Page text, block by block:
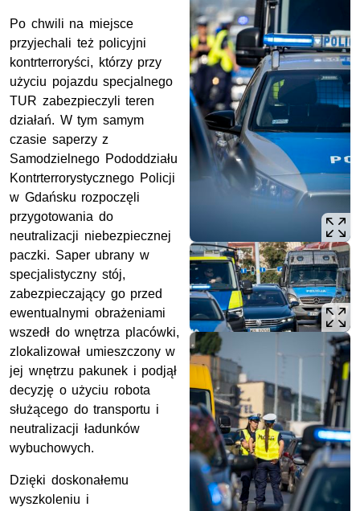
Po chwili na miejsce
przyjechali też policyjni
kontrterroryści, którzy przy
użyciu pojazdu specjalnego
TUR zabezpieczyli teren
działań. W tym samym
czasie saperzy z
Samodzielnego Pododdziału
Kontrterrorystycznego Policji
w Gdańsku rozpoczęli
przygotowania do
neutralizacji niebezpiecznej
paczki. Saper ubrany w
specjalistyczny stój,
zabezpieczający go przed
ewentualnymi obrażeniami
wszedł do wnętrza placówki,
zlokalizował umieszczony w
jej wnętrzu pakunek i podjął
decyzję o użyciu robota
służącego do transportu i
neutralizacji ładunków
wybuchowych.
Dzięki doskonałemu
wyszkoleniu i